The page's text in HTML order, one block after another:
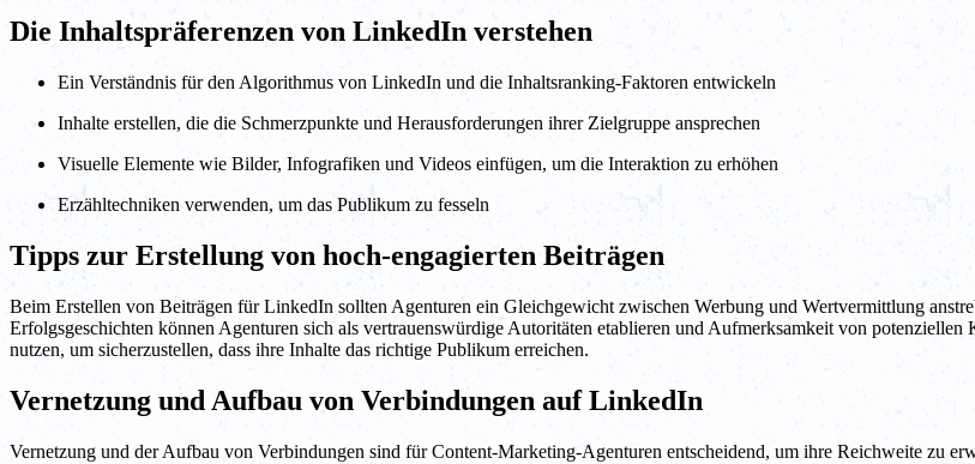
Die Inhaltspräferenzen von LinkedIn verstehen
Ein Verständnis für den Algorithmus von LinkedIn und die Inhaltsranking-Faktoren entwickeln
Inhalte erstellen, die die Schmerzpunkte und Herausforderungen ihrer Zielgruppe ansprechen
Visuelle Elemente wie Bilder, Infografiken und Videos einfügen, um die Interaktion zu erhöhen
Erzähltechniken verwenden, um das Publikum zu fesseln
Tipps zur Erstellung von hoch-engagierten Beiträgen
Beim Erstellen von Beiträgen für LinkedIn sollten Agenturen ein Gleichgewicht zwischen Werbung und Wertvermittlung
Erfolgsgeschichten können Agenturen sich als vertrauenswürdige Autoritäten etablieren und Aufmerksamkeit von
nutzen, um sicherzustellen, dass ihre Inhalte das richtige Publikum erreichen.
Vernetzung und Aufbau von Verbindungen auf LinkedIn
Vernetzung und der Aufbau von Verbindungen sind für Content-Marketing-Agenturen entscheidend, um ihre Reichweite zu